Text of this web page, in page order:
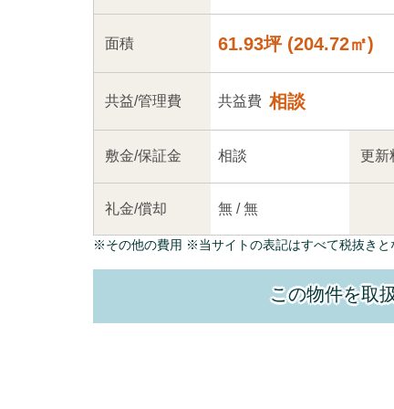
面積 61.93坪 (204.72㎡)
共益/管理費 共益費 相談
敷金/保証金 相談 更新
礼金/償却 無 /無
※その他の費用 ※当サイトの表記はすべて税抜きと
この物件を取